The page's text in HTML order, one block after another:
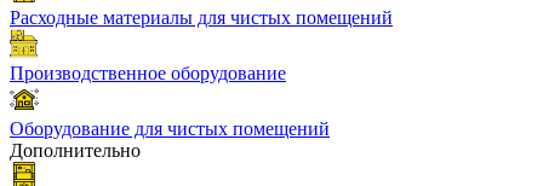
Расходные материалы для чистых помещений
Производственное оборудование
Оборудование для чистых помещений
Дополнительно